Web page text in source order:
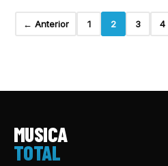
← Anterior 1 2 3 4
MUSICA
TOTAL